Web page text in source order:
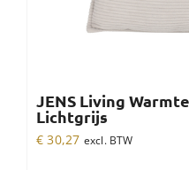
JENS Living
Lichtgrijs
€ 30,27 excl. BTW